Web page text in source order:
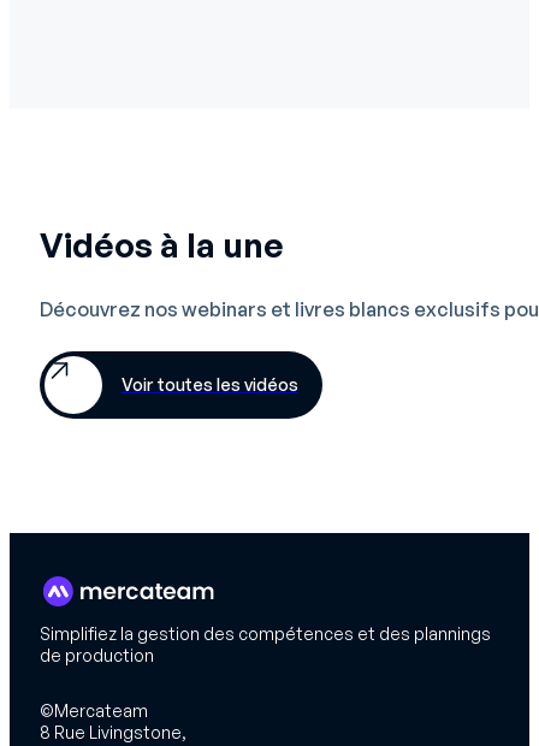
Vidéos à la une
Découvrez nos webinars et livres blancs exclusifs
Voir toutes les vidéos
Simplifiez la gestion des compétences et des plannings
de production
©Mercateam
8 Rue Livingstone,